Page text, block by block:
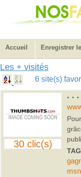
Accueil Enregistrer
Les + visités
6 site(s)
30 clic(s)
. .
msn